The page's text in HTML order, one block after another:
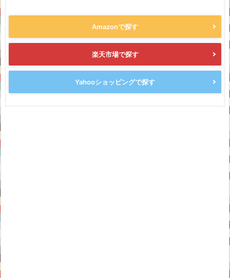
Amazonで探す
楽天市場で探す
Yahooショッピングで探す